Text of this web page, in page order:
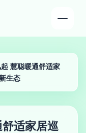
慧聪暖通舒适家
生态
适家居巡